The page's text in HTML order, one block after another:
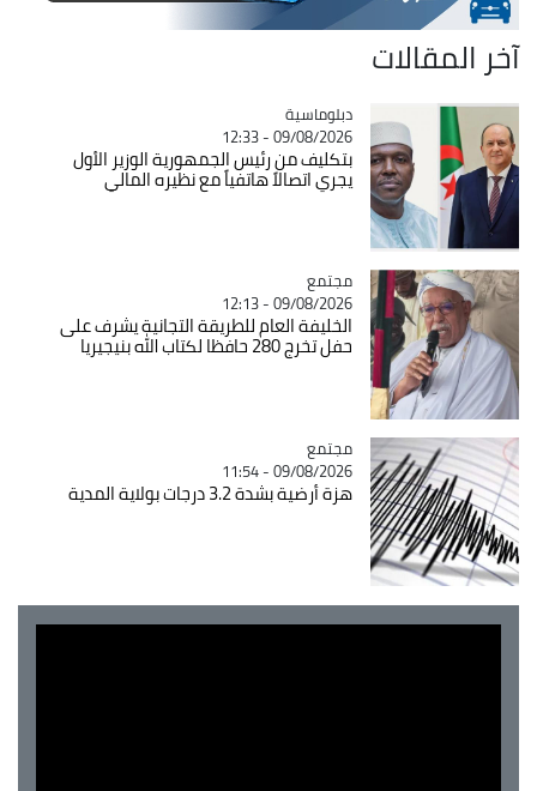
آخر المقالات
Catégorie
دبلوماسية
09/08/2026 - 12:33
بتكليف من رئيس الجمهورية الوزير الأول
يجري اتصالاً هاتفياً مع نظيره المالي
Catégorie
مجتمع
09/08/2026 - 12:13
الخليفة العام للطريقة التجانية يشرف على
حفل تخرج 280 حافظا لكتاب الله بنيجيريا
Catégorie
مجتمع
09/08/2026 - 11:54
هزة أرضية بشدة 3.2 درجات بولاية المدية